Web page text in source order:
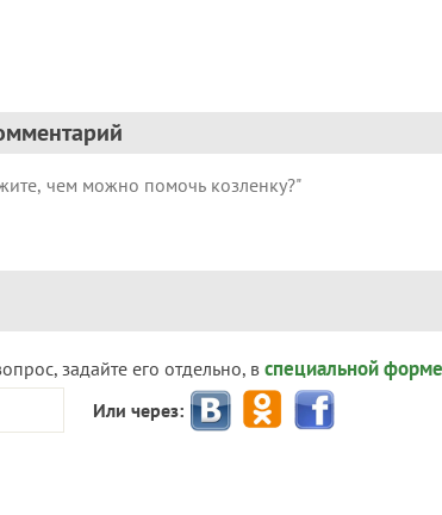
задайте его отдельно, в специальной форме
Или через: